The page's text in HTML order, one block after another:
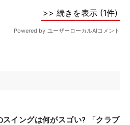
スイングは何がスゴい? 「クラブ